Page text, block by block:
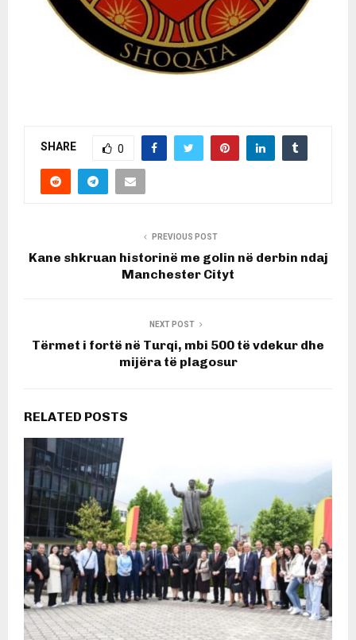
SHARE 0
PREVIOUS POST
Kane shkruan historinë me golin në derbin ndaj
Manchester Cityt
NEXT POST
Tërmet i fortë në Turqi, mbi 500 të vdekur dhe
mijëra të plagosur
RELATED POSTS